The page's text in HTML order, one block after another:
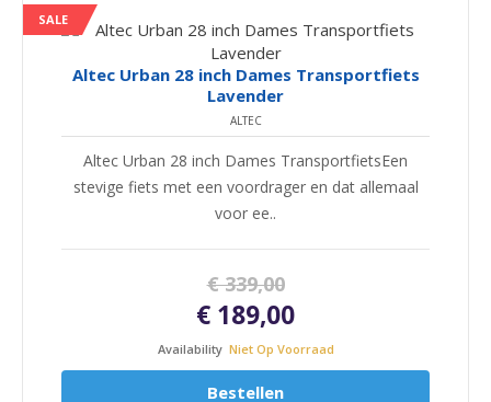
SALE
Altec Urban 28 inch Dames Transportfiets
Lavender
ALTEC
Altec Urban 28 inch Dames TransportfietsEen
stevige fiets met een voordrager en dat allemaal
voor ee..
€ 339,00
€ 189,00
Availability Niet Op Voorraad
Bestellen